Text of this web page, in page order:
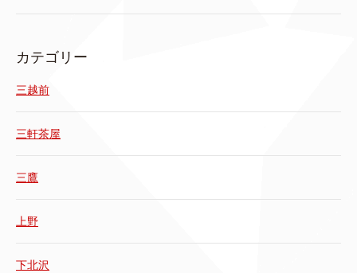
カテゴリー
三越前
三軒茶屋
三鷹
上野
下北沢